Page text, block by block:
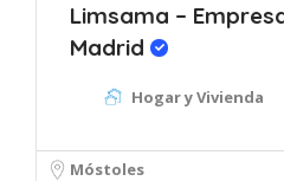
Limsama –
Madrid
Hogar y Vivienda
Móstoles